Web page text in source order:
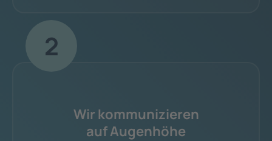
2
Wir kommunizieren
auf Augenhöhe